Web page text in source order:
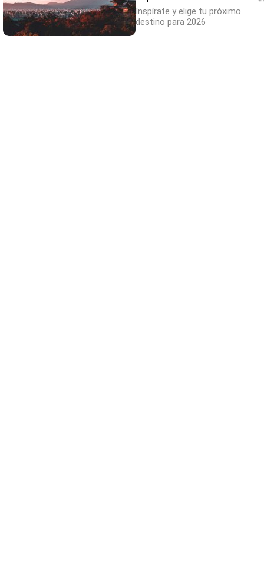
No eran tan locas
¿Te afecta más de lo que crees? Mira esto
Inspírate y elige tu próximo
destino para 2026